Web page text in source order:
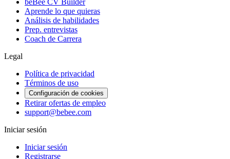
beBee CV Builder
Aprende lo que quieras
Análisis de habilidades
Prep. entrevistas
Coach de Carrera
Legal
Política de privacidad
Términos de uso
Configuración de cookies
Retirar ofertas de empleo
support@bebee.com
Iniciar sesión
Iniciar sesión
Registrarse